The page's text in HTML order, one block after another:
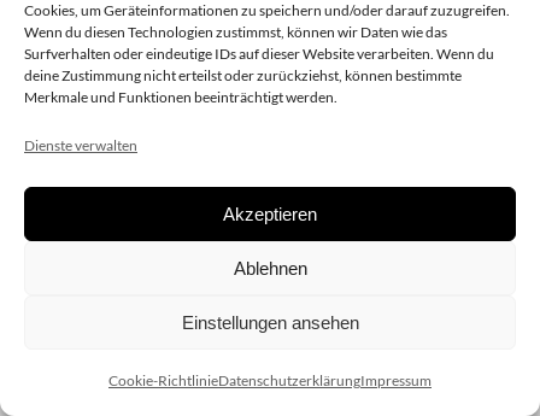
Cookies, um Geräteinformationen zu speichern und/oder darauf zuzugreifen.
Wenn du diesen Technologien zustimmst, können wir Daten wie das
Surfverhalten oder eindeutige IDs auf dieser Website verarbeiten. Wenn du
deine Zustimmung nicht erteilst oder zurückziehst, können bestimmte
Merkmale und Funktionen beeinträchtigt werden.
Dienste verwalten
Akzeptieren
Ablehnen
Einstellungen ansehen
Cookie-RichtlinieDatenschutzerklärungImpressum
Copyright 2020 dieSCHAUsteller.at |Datenschützerklärung|
| Design:www.ARGEntur.at